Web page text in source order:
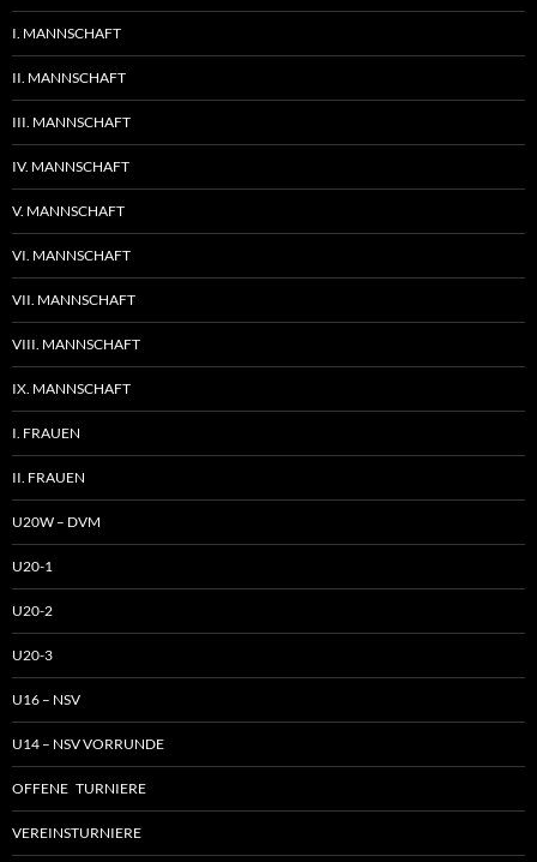
I. MANNSCHAFT
II. MANNSCHAFT
III. MANNSCHAFT
IV. MANNSCHAFT
V. MANNSCHAFT
VI. MANNSCHAFT
VII. MANNSCHAFT
VIII. MANNSCHAFT
IX. MANNSCHAFT
I. FRAUEN
II. FRAUEN
U20W – DVM
U20-1
U20-2
U20-3
U16 – NSV
U14 – NSV VORRUNDE
OFFENE TURNIERE
VEREINSTURNIERE